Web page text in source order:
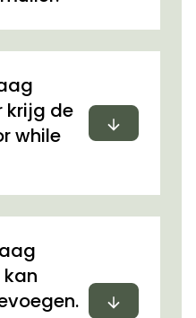
krijg de
while
Uitvouwen
Uitvouwen